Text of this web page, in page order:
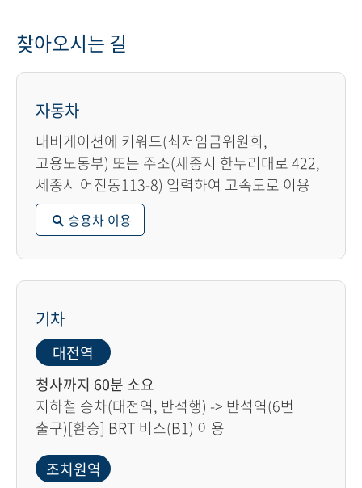
찾아오시는 길
자동차
내비게이션에 키워드(최저임금위원회,
고용노동부) 또는 주소(세종시 한누리대로 422,
세종시 어진동113-8) 입력하여 고속도로 이용
승용차 이용
기차
대전역
청사까지 60분 소요
지하철 승차(대전역, 반석행) -> 반석역(6번
출구)[환승] BRT 버스(B1) 이용
조치원역